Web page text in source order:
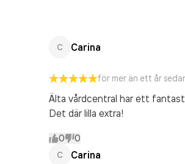
C Carina
för mer än ett år
Älta vårdcentral har ett
Det där lilla extra!
0 0
C Carina